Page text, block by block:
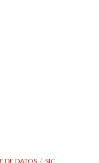
DE DATOS SIC